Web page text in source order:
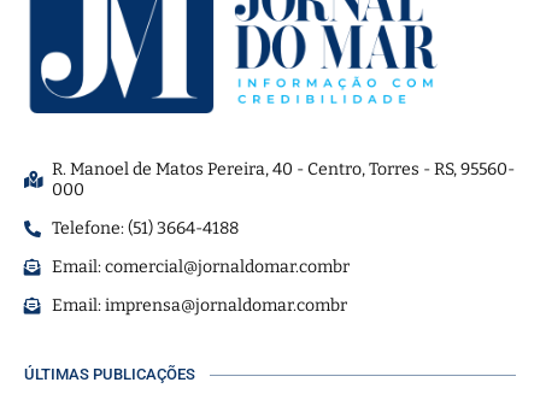
R. Manoel de Matos Pereira, 40 - Centro, Torres - RS, 95560-
000
Telefone: (51) 3664-4188
Email:comercial@jornaldomar.combr
Email:imprensa@jornaldomar.combr
ÚLTIMAS PUBLICAÇÕES